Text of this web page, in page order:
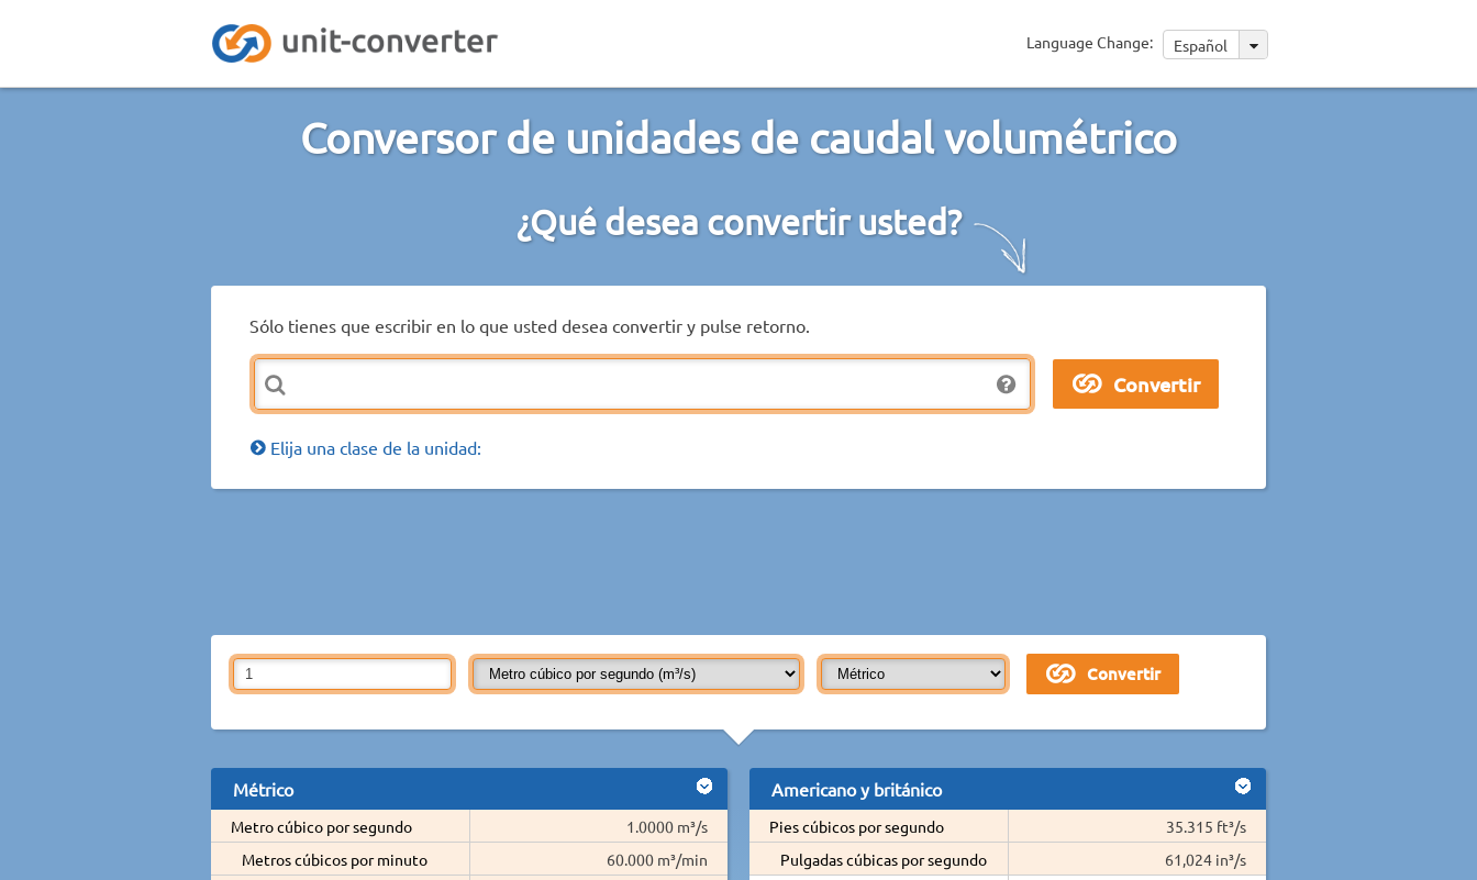
Language Change: Español
Conversor de unidades de caudal volumétrico
¿Qué desea convertir usted?
Sólo tienes que escribir en lo que usted desea convertir y pulse retorno.
Elija una clase de la unidad:
Métrico
Metro cúbico por segundo
1.0000 m³/s
Metros cúbicos por minuto
60.000 m³/min
Americano y británico
Pies cúbicos por segundo
35.315 ft³/s
Pulgadas cúbicas por segundo
61,024 in³/s